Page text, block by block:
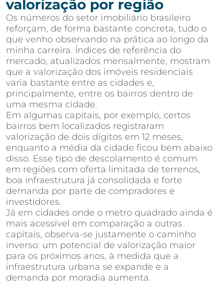
valorização por região
Os números do setor imobiliário brasileiro
reforçam, de forma bastante concreta, tudo o
que venho observando na prática ao longo da
minha carreira. Índices de referência do
mercado, atualizados mensalmente, mostram
que a valorização dos imóveis residenciais
varia bastante entre as cidades e,
principalmente, entre os bairros dentro de
uma mesma cidade.
Em algumas capitais, por exemplo, certos
bairros bem localizados registraram
valorização de dois dígitos em 12 meses,
enquanto a média da cidade ficou bem abaixo
disso. Esse tipo de descolamento é comum
em regiões com oferta limitada de terrenos,
boa infraestrutura já consolidada e forte
demanda por parte de compradores e
investidores.
Já em cidades onde o metro quadrado ainda é
mais acessível em comparação a outras
capitais, observa-se justamente o caminho
inverso: um potencial de valorização maior
para os próximos anos, à medida que a
infraestrutura urbana se expande e a
demanda por moradia aumenta.